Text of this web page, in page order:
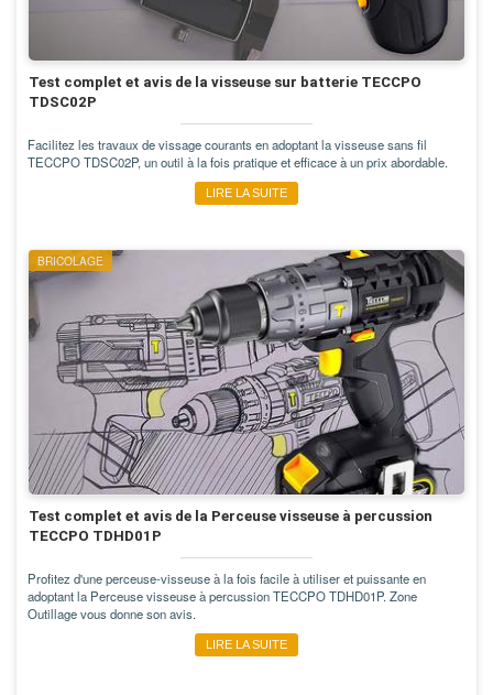
Test complet et avis de la visseuse sur batterie TECCPO
TDSC02P
Facilitez les travaux de vissage courants en adoptant la visseuse sans fil
TECCPO TDSC02P, un outil à la fois pratique et efficace à un prix abordable.
LIRE LA SUITE
BRICOLAGE
Test complet et avis de la Perceuse visseuse à percussion
TECCPO TDHD01P
Profitez d'une perceuse-visseuse à la fois facile à utiliser et puissante en
adoptant la Perceuse visseuse à percussion TECCPO TDHD01P. Zone
Outillage vous donne son avis.
LIRE LA SUITE